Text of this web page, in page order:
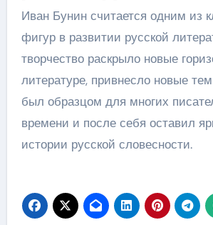
Иван Бунин считается одним из
фигур в развитии русской
творчество раскрыло новые
литературе, привнесло новые
был образцом для многих
времени и после себя оставил
истории русской словесности.